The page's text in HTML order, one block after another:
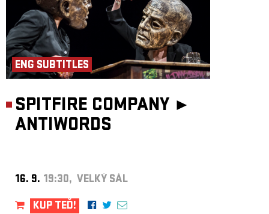
ENG SUBTITLES
SPITFIRE COMPANY ►
ANTIWORDS
16. 9. 19:30, VELKÝ SÁL
KUP TEĎ!